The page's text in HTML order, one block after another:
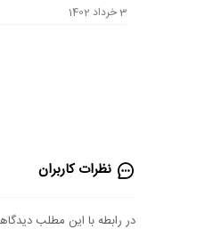
3 خرداد 1402
نظرات کاربران
در رابطه با این مطلب